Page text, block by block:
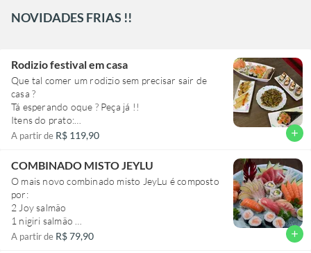
NOVIDADES FRIAS !!
Rodizio festival em casa
Que tal comer um rodizio sem precisar sair de
casa ?
Tá esperando oque ? Peça já !!
Itens do prato:
6 sashimi , 4 uramaki, 2 hossomaki, 2 djo salmão,
Harumaki grande de banana com chocolate.
+ 1 temaki + 2 guioza + 2 harumaki queijo e 1
shimeji (100g).
A partir de R$ 119,90 add
COMBINADO MISTO JEYLU
O mais novo combinado misto JeyLu é composto
por:
2 Joy salmão
1 nigiri salmão
1 nigiri atum
A partir de R$ 79,90 add